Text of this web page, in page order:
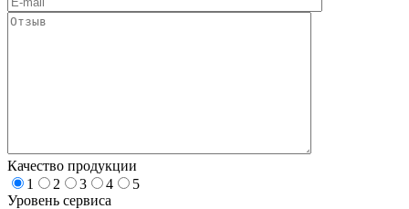
Качество продукции
1
2 3 4
5
Уровень сервиса